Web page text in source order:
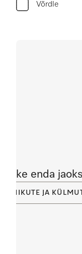
Võrdle
enda
JA